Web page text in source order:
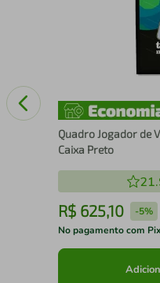
Quadro Jogador de
Caixa Preto
R$ 625,10 -5%
No pagamento com Pix